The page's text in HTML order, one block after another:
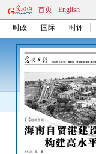
首页 English
时政 国际 时评